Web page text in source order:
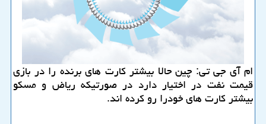
ام آی جی تی: چین حالا بیشتر كارت های برنده را در بازی
قیمت نفت در اختیار دارد در صورتیكه ریاض و مسكو
بیشتر كارت های خودرا رو كرده اند.